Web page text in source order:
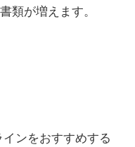
類が増えます。
ンをおすすめする